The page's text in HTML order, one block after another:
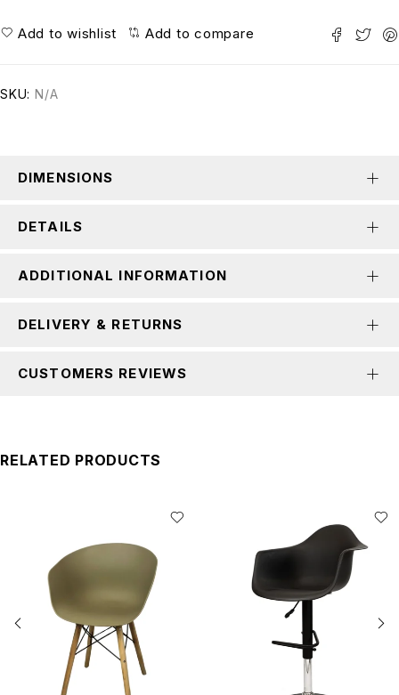
Add to wishlist Add to compare
SKU: N/A
DIMENSIONS
DETAILS
ADDITIONAL INFORMATION
DELIVERY & RETURNS
CUSTOMERS REVIEWS
RELATED PRODUCTS